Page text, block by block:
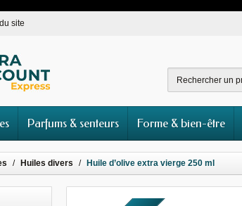
site
Parfums & senteurs Forme & bien-être
Huiles divers Huile d’olive extra vierge 250 ml